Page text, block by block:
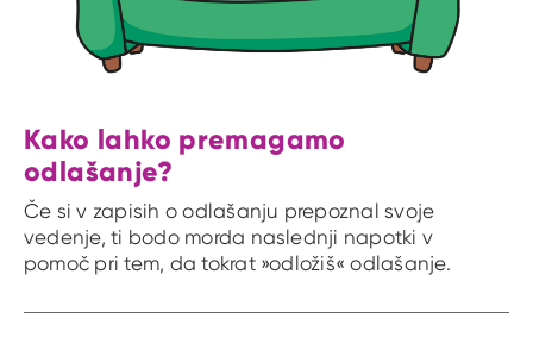
Kako lahko premagamo
odlašanje?
Če si v zapisih o odlašanju prepoznal svoje
vedenje, ti bodo morda naslednji napotki v
pomoč pri tem, da tokrat »odložiš« odlašanje.